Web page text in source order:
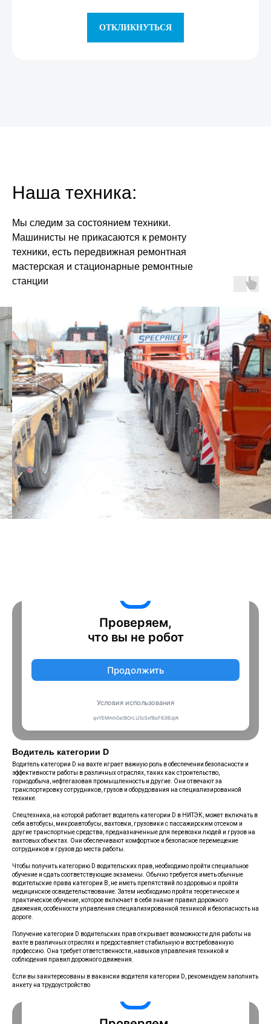
ОТКЛИКНУТЬСЯ
Наша техника:
Мы следим за состоянием техники.
Машинисты не прикасаются к ремонту
техники, есть передвижная ремонтная
мастерская и стационарные ремонтные
станции
Водитель категории D
Водитель категории D на вахте играет важную роль в обеспечении безопасности и
эффективности работы в различных отраслях, таких как строительство,
горнодобыча, нефтегазовая промышленность и другие. Они отвечают за
транспортировку сотрудников, грузов и оборудования на специализированной
технике.
Спецтехника, на которой работает водитель категории D в НИТЭК, может включать в
себя автобусы, микроавтобусы, вахтовки, грузовики с пассажирским отсеком и
другие транспортные средства, предназначенные для перевозки людей и грузов на
вахтовых объектах. Они обеспечивают комфортное и безопасное перемещение
сотрудников и грузов до места работы.
Чтобы получить категорию D водительских прав, необходимо пройти специальное
обучение и сдать соответствующие экзамены. Обычно требуется иметь обычные
водительские права категории B, не иметь препятствий по здоровью и пройти
медицинское освидетельствование. Затем необходимо пройти теоретическое и
практическое обучение, которое включает в себя знание правил дорожного
движения, особенности управления специализированной техникой и безопасность на
дороге.
Получение категории D водительских прав открывает возможности для работы на
вахте в различных отраслях и предоставляет стабильную и востребованную
профессию. Она требует ответственности, навыков управления техникой и
соблюдения правил дорожного движения.
Если вы заинтересованы в вакансии водителя категории D, рекомендуем заполнить
анкету на трудоустройство